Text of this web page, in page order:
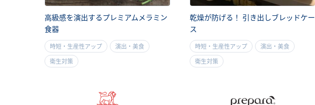
高級感を演出するプレミアムメラミン
食器
時短・生産性アップ 演出・美食
衛生対策
乾燥が防げる！ 引き出しブレッドケー
ス
時短・生産性アップ 演出・美食
衛生対策